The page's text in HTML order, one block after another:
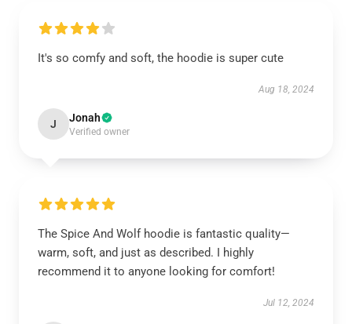
It's so comfy and soft, the hoodie is super cute
Aug 18, 2024
J Jonah
Verified owner
The Spice And Wolf hoodie is fantastic quality—
warm, soft, and just as described. I highly
recommend it to anyone looking for comfort!
Jul 12, 2024